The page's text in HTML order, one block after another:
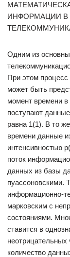
ИНФОРМАЦИИ В
Одним из
При этом
может быть
момент времени
поступают
равна 1(1). В то
времени данные
интенсивностью
поток
данных из базы
пуассоновскими.
информационно-
марковским с
состояниями.
ставится в
неотрицательных
количество